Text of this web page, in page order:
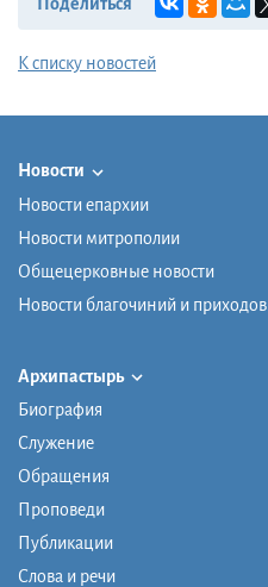
Поделиться
К списку новостей
Новости
Новости епархии
Новости митрополии
Общецерковные новости
Новости благочиний и приходов
Архипастырь
Биография
Служение
Обращения
Проповеди
Публикации
Слова и речи